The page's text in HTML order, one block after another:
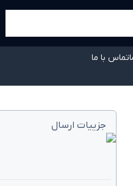
تماس با ما
جزییات ارسال